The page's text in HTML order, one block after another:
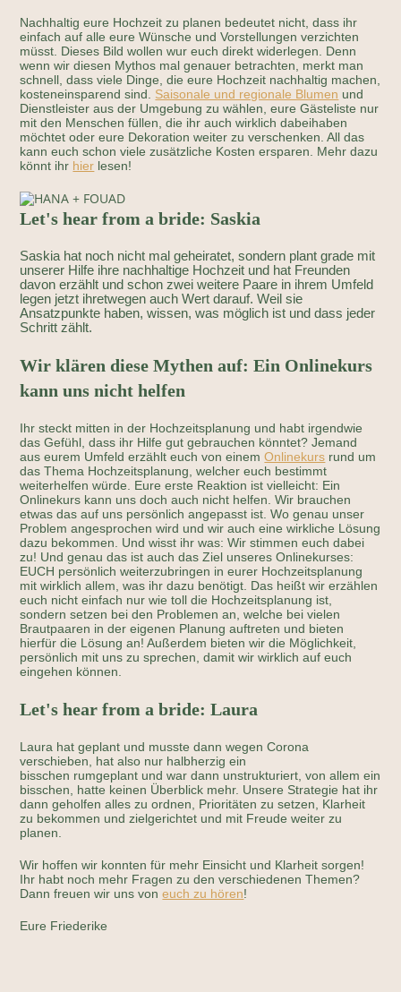
Nachhaltig eure Hochzeit zu planen bedeutet nicht, dass ihr
einfach auf alle eure Wünsche und Vorstellungen verzichten
müsst. Dieses Bild wollen wur euch direkt widerlegen. Denn
wenn wir diesen Mythos mal genauer betrachten, merkt man
schnell, dass viele Dinge, die eure Hochzeit nachhaltig machen,
kosteneinsparend sind. Saisonale und regionale Blumen und
Dienstleister aus der Umgebung zu wählen, eure Gästeliste nur
mit den Menschen füllen, die ihr auch wirklich dabeihaben
möchtet oder eure Dekoration weiter zu verschenken. All das
kann euch schon viele zusätzliche Kosten ersparen. Mehr dazu
könnt ihr hier lesen!
Let's hear from a bride: Saskia
Saskia hat noch nicht mal geheiratet, sondern plant grade mit
unserer Hilfe ihre nachhaltige Hochzeit und hat Freunden
davon erzählt und schon zwei weitere Paare in ihrem Umfeld
legen jetzt ihretwegen auch Wert darauf. Weil sie
Ansatzpunkte haben, wissen, was möglich ist und dass jeder
Schritt zählt.
Wir klären diese Mythen auf: Ein Onlinekurs
kann uns nicht helfen
Ihr steckt mitten in der Hochzeitsplanung und habt irgendwie
das Gefühl, dass ihr Hilfe gut gebrauchen könntet? Jemand
aus eurem Umfeld erzählt euch von einemOnlinekurs rund um
das Thema Hochzeitsplanung, welcher euch bestimmt
weiterhelfen würde. Eure erste Reaktion ist vielleicht: Ein
Onlinekurs kann uns doch auch nicht helfen. Wir brauchen
etwas das auf uns persönlich angepasst ist. Wo genau unser
Problem angesprochen wird und wir auch eine wirkliche Lösung
dazu bekommen. Und wisst ihr was: Wir stimmen euch dabei
zu! Und genau das ist auch das Ziel unseres Onlinekurses:
EUCH persönlich weiterzubringen in eurer Hochzeitsplanung
mit wirklich allem, was ihr dazu benötigt. Das heißt wir erzählen
euch nicht einfach nur wie toll die Hochzeitsplanung ist,
sondern setzen bei den Problemen an, welche bei vielen
Brautpaaren in der eigenen Planung auftreten und bieten
hierfür die Lösung an! Außerdem bieten wir die Möglichkeit,
persönlich mit uns zu sprechen, damit wir wirklich auf euch
eingehen können.
Let's hear from a bride: Laura
Laura hat geplant und musste dann wegen Corona
verschieben, hat also nur halbherzig ein
bisschen rumgeplant und war dann unstrukturiert, von allem ein
bisschen, hatte keinen Überblick mehr. Unsere Strategie hat ihr
dann geholfen alles zu ordnen, Prioritäten zu setzen, Klarheit
zu bekommen und zielgerichtet und mit Freude weiter zu
planen.
Wir hoffen wir konnten für mehr Einsicht und Klarheit sorgen!
Ihr habt noch mehr Fragen zu den verschiedenen Themen?
Dann freuen wir uns voneuch zu hören!
Eure Friederike